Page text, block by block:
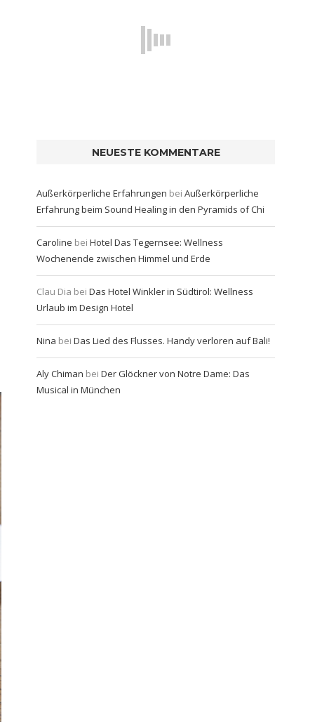
NEUESTE KOMMENTARE
Außerkörperliche Erfahrungen bei Außerkörperliche
Erfahrung beim Sound Healing in den Pyramids of Chi
Caroline bei Hotel Das Tegernsee: Wellness
Wochenende zwischen Himmel und Erde
Clau Dia bei Das Hotel Winkler in Südtirol: Wellness
Urlaub im Design Hotel
Nina bei Das Lied des Flusses. Handy verloren auf Bali!
Aly Chiman bei Der Glöckner von Notre Dame: Das
Musical in München